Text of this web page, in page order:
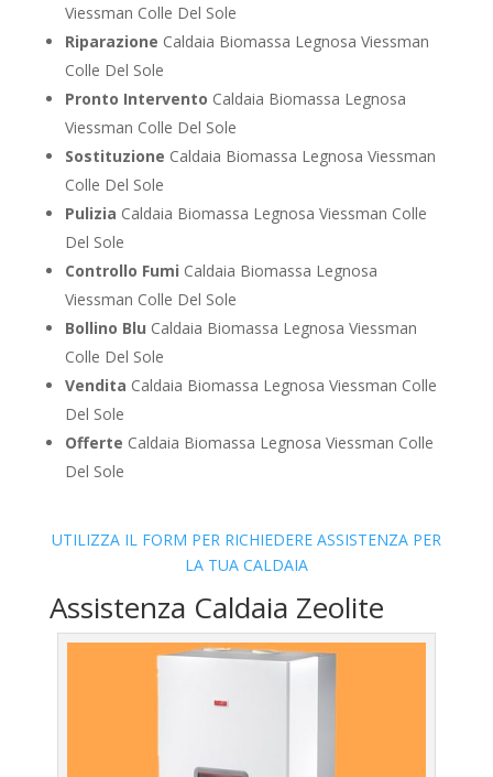
Viessman Colle Del Sole
Riparazione Caldaia Biomassa Legnosa Viessman
Colle Del Sole
Pronto Intervento Caldaia Biomassa Legnosa
Viessman Colle Del Sole
Sostituzione Caldaia Biomassa Legnosa Viessman
Colle Del Sole
Pulizia Caldaia Biomassa Legnosa Viessman Colle
Del Sole
Controllo Fumi Caldaia Biomassa Legnosa
Viessman Colle Del Sole
Bollino Blu Caldaia Biomassa Legnosa Viessman
Colle Del Sole
Vendita Caldaia Biomassa Legnosa Viessman Colle
Del Sole
Offerte Caldaia Biomassa Legnosa Viessman Colle
Del Sole
UTILIZZA IL FORM PER RICHIEDERE ASSISTENZA PER
LA TUA CALDAIA
Assistenza Caldaia Zeolite